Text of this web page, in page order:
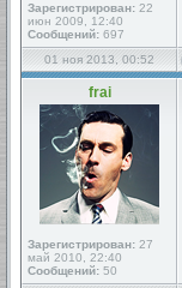
Зарегистрирован: 22
июн 2009, 12:40
Сообщений: 697
01 ноя 2013, 00:52
frai
Зарегистрирован: 27
май 2010, 22:40
Сообщений: 50